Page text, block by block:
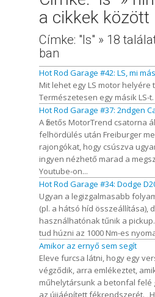
a cikkek között
Címke: "ls" » 18
ban
Hot Rod Garage #42: LS, mi más
Mit lehet egy LS motor helyére
Természetesen egy másik LS-t.
Hot Rod Garage #37: 2ndgen
A fizetős MotorTrend csatorna
felhördülés után Freiburger
rajongókat, hogy csúszva
ingyen nézhető marad a
Youtube-on...
Hot Rod Garage #34: Dodge
Ugyan a legizgalmasabb
(pl. a hátsó híd összeállítása),
használhatónak tűnik a
tud húzni az 1000 Nm-es
Amikor az ernyő sem segít
Eleve furcsa látni, hogy egy
végződik, arra emlékeztet,
műhelytársunk a betonfal felé
az újjáépített fékrendszerét.